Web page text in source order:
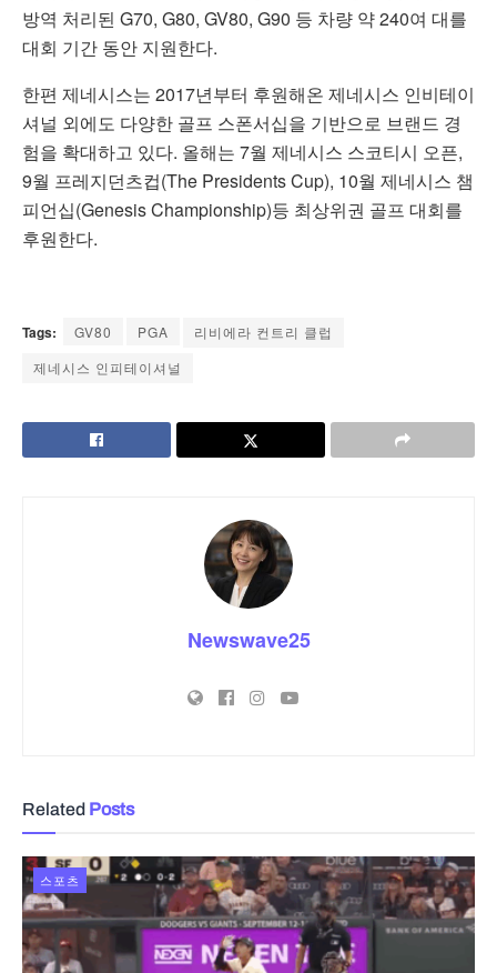
방역 처리된 G70, G80, GV80, G90 등 차량 약 240여 대를
대회 기간 동안 지원한다.
한편 제네시스는 2017년부터 후원해온 제네시스 인비테이
셔널 외에도 다양한 골프 스폰서십을 기반으로 브랜드 경
험을 확대하고 있다. 올해는 7월 제네시스 스코티시 오픈,
9월 프레지던츠컵(The Presidents Cup), 10월 제네시스 챔
피언십(Genesis Championship)등 최상위권 골프 대회를
후원한다.
Tags: GV80 PGA
리비에라 컨트리 클럽
제네시스 인피테이셔널
Newswave25
Related Posts
스포츠